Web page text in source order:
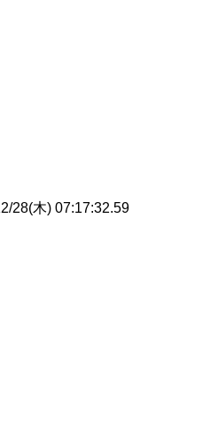
28(木) 07:17:32.59